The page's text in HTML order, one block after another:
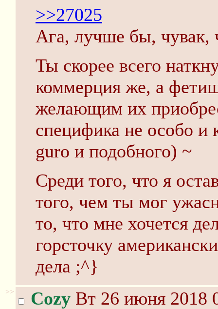
>>27025
Ага, лучше бы, чувак,
Ты скорее всего
коммерция же, а
желающим их
специфика не особо и
guro и подобного) ~
Среди того, что я
того, чем ты мог
то, что мне хочется
горсточку
дела ;^}
>> Cozy Вт 26 июня 2018